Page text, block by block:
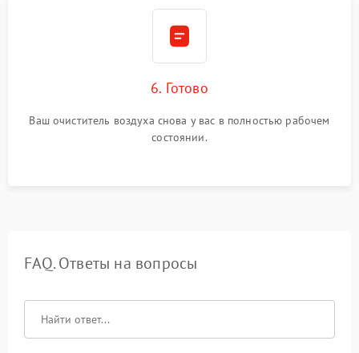
6. Готово
Ваш очиститель воздуха снова у вас в полностью рабочем
состоянии.
FAQ. Ответы на вопросы